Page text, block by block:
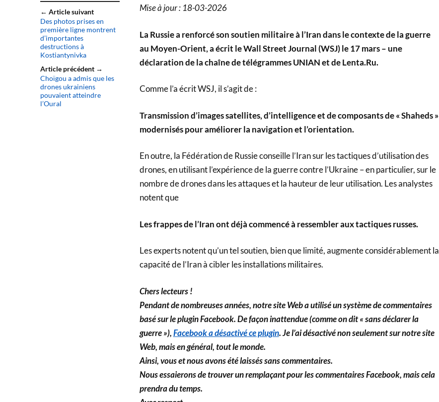
← Article suivant
Des photos prises en
première ligne montrent
d’importantes
destructions à
Kostiantynivka
Article précédent →
Choïgou a admis que les
drones ukrainiens
pouvaient atteindre
l’Oural
Mise à jour : 18-03-2026
La Russie a renforcé son soutien militaire à l’Iran dans le contexte de la guerre
au Moyen-Orient, a écrit le Wall Street Journal (WSJ) le 17 mars – une
déclaration de la chaîne de télégrammes UNIAN et de Lenta.Ru.
Comme l’a écrit WSJ, il s’agit de :
Transmission d’images satellites, d’intelligence et de composants de « Shaheds »
modernisés pour améliorer la navigation et l’orientation.
En outre, la Fédération de Russie conseille l’Iran sur les tactiques d’utilisation des
drones, en utilisant l’expérience de la guerre contre l’Ukraine – en particulier, sur le
nombre de drones dans les attaques et la hauteur de leur utilisation. Les analystes
notent que
Les frappes de l’Iran ont déjà commencé à ressembler aux tactiques russes.
Les experts notent qu’un tel soutien, bien que limité, augmente considérablement la
capacité de l’Iran à cibler les installations militaires.
Chers lecteurs !
Pendant de nombreuses années, notre site Web a utilisé un système de commentaires
basé sur le plugin Facebook. De façon inattendue (comme on dit « sans déclarer la
guerre »),Facebook a désactivé ce plugin. Je l’ai désactivé non seulement sur notre site
Web, mais en général, tout le monde.
Ainsi, vous et nous avons été laissés sans commentaires.
Nous essaierons de trouver un remplaçant pour les commentaires Facebook, mais cela
prendra du temps.